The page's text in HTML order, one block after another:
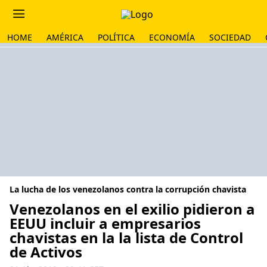
HOME AMÉRICA POLÍTICA ECONOMÍA SOCIEDAD
La lucha de los venezolanos contra la corrupción chavista
Venezolanos en el exilio pidieron a
EEUU incluir a empresarios
chavistas en la la lista de Control
de Activos